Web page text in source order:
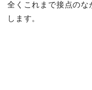
全くこれまで接点のな
します。